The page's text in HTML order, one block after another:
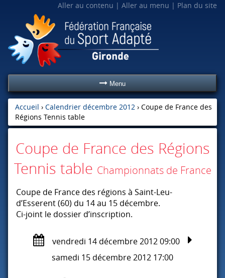
Aller au contenu Aller au menu Plan du site
Menu
Accueil ›Calendrier décembre 2012 ›Coupe de France des
Régions Tennis table
Coupe de France des Régions
Tennis table Championnats de France
Coupe de France des régions à Saint-Leu-
d’Esserent (60) du 14 au 15 décembre.
Ci-joint le dossier d’inscription.
vendredi 14 décembre 2012 09:00
samedi 15 décembre 2012 17:00